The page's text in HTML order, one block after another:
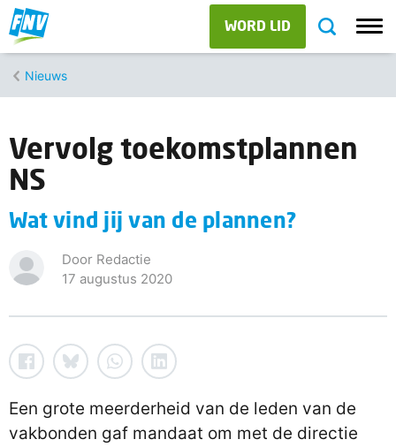
WORD LID
Nieuws
Vervolg toekomstplannen
NS
Wat vind jij van de plannen?
Door Redactie
17 augustus 2020
Een grote meerderheid van de leden van de
vakbonden gaf mandaat om met de directie